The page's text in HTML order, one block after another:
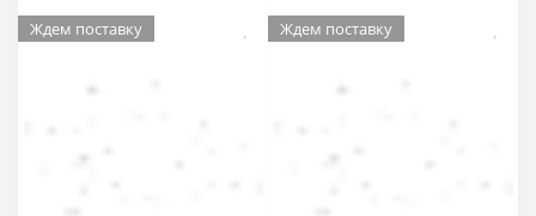
Ждем поставку Ждем поставку